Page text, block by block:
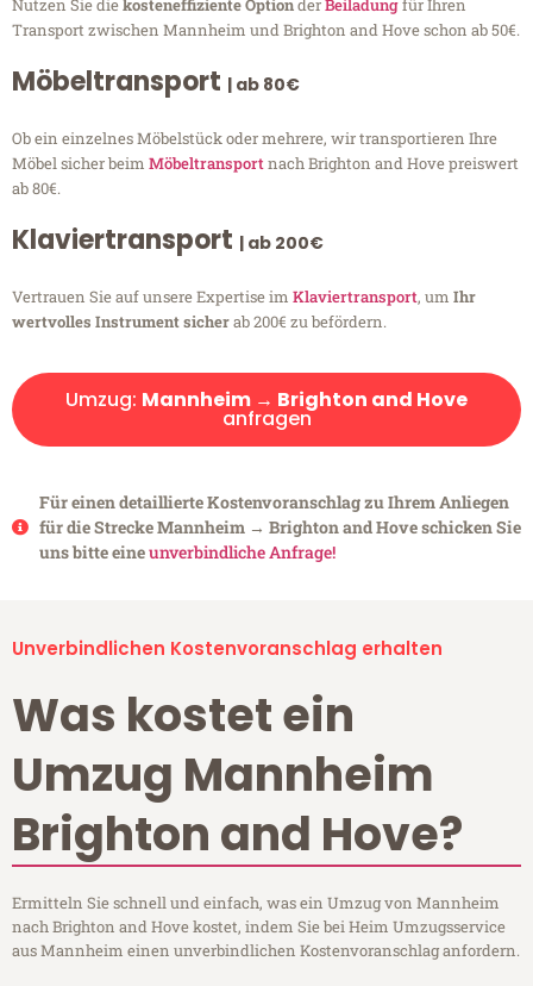
Nutzen Sie diekosteneffiziente OptionderBeiladungfür Ihren
Transport zwischen Mannheim und Brighton and Hove schon ab 50€.
Möbeltransport | ab 80€
Ob ein einzelnes Möbelstück oder mehrere, wir transportieren Ihre
Möbel sicher beim Möbeltransportnach Brighton and Hove preiswert
ab 80€.
Klaviertransport | ab 200€
Vertrauen Sie auf unsere Expertise im Klaviertransport, um Ihr
wertvolles Instrument sicherab 200€ zu befördern.
Umzug: Mannheim → Brighton and Hove
anfragen
Für einen detaillierte Kostenvoranschlag zu Ihrem Anliegen
für die Strecke Mannheim → Brighton and Hove schicken Sie
uns bitte eineunverbindliche Anfrage!
Unverbindlichen Kostenvoranschlag erhalten
Was kostet ein
Umzug Mannheim
Brighton and Hove?
Ermitteln Sie schnell und einfach, was ein Umzug von Mannheim
nach Brighton and Hove kostet, indem Sie bei Heim Umzugsservice
aus Mannheim einen unverbindlichen Kostenvoranschlag anfordern.